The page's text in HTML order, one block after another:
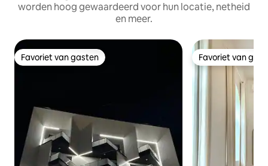
worden hoog gewaardeerd voor hun locatie, netheid
en meer.
Favoriet van gasten
Favoriet van gasten Favoriet van
Favoriet van